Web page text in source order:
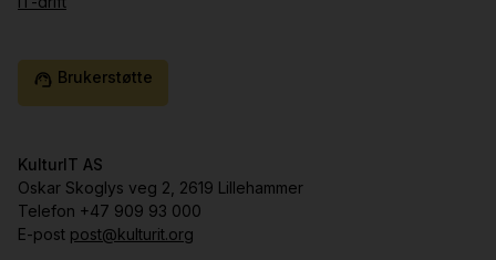
support_agent Brukerstøtte
KulturIT AS
Oskar Skoglys veg 2, 2619 Lillehammer
Telefon +47 909 93 000
E-post post@kulturit.org